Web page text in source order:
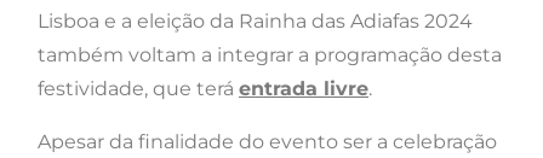
Lisboa e a eleição da Rainha das Adiafas 2024
também voltam a integrar a programação desta
festividade, que terá entrada livre.
Apesar da finalidade do evento ser a celebração